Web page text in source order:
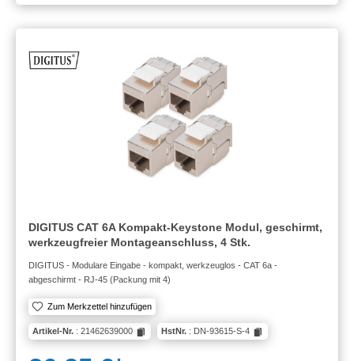
DIGITUS CAT 6A Kompakt-Keystone Modul, geschirmt,
werkzeugfreier Montageanschluss, 4 Stk.
DIGITUS - Modulare Eingabe - kompakt, werkzeuglos - CAT 6a -
abgeschirmt - RJ-45 (Packung mit 4)
Zum Merkzettel hinzufügen
Artikel-Nr. : 21462639000 HstNr. : DN-93615-S-4